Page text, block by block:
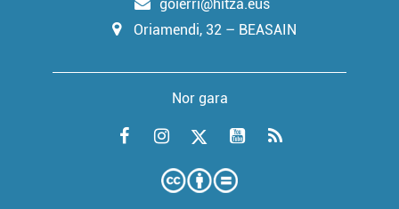
goierri@hitza.eus
Oriamendi, 32 – BEASAIN
Nor gara